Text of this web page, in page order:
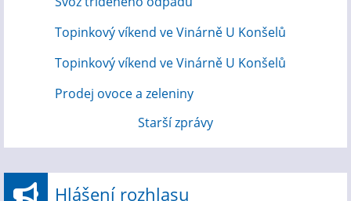
Topinkový víkend ve Vinárně U Konšelů
Topinkový víkend ve Vinárně U Konšelů
Prodej ovoce a zeleniny
Starší zprávy
Hlášení rozhlasu